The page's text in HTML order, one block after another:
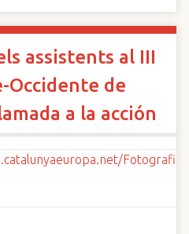
assistents al III
Occidente de
a la acción